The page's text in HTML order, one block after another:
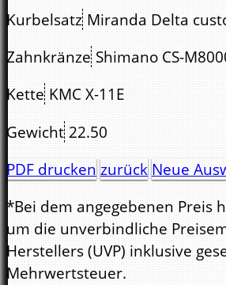
Kurbelsatz Miranda Delta
Zahnkränze Shimano CS-
Kette KMC X-11E
Gewicht 22.50
PDF drucken zurück Neue
*Bei dem angegebenen Preis
um die unverbindliche
Herstellers (UVP) inklusive
Mehrwertsteuer.